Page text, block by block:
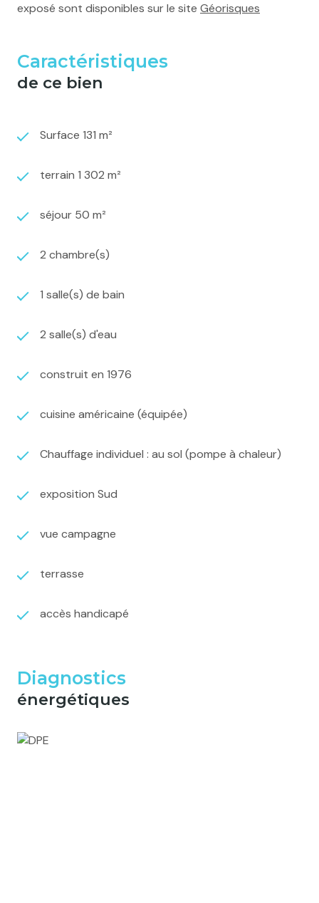
exposé sont disponibles sur le site Géorisques
Caractéristiques
de ce bien
Surface 131 m²
terrain 1 302 m²
séjour 50 m²
2 chambre(s)
1 salle(s) de bain
2 salle(s) d'eau
construit en 1976
cuisine américaine (équipée)
Chauffage individuel : au sol (pompe à chaleur)
exposition Sud
vue campagne
terrasse
accès handicapé
Diagnostics
énergétiques